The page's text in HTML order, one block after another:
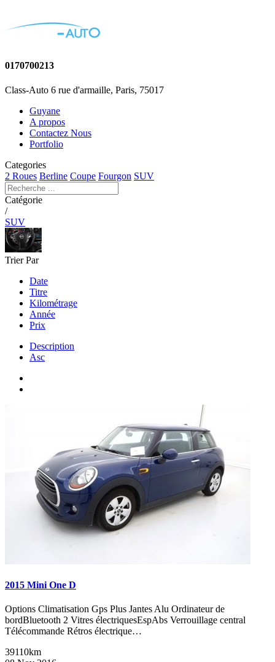
0170700213
Class-Auto 6 rue d'armaille, Paris, 75017
Guyane
A propos
Contactez Nous
Portfolio
Categories
2 Roues Berline Coupe Fourgon SUV
Catégorie
/
SUV
Trier Par
Date
Titre
Kilométrage
Année
Prix
Description
Asc
2015 Mini One D
Options Climatisation Gps Plus Jantes Alu Ordinateur de
bordBluetooth 2 Vitres électriquesEspAbs Verrouillage central
Télécommande Rétros électrique…
39110km